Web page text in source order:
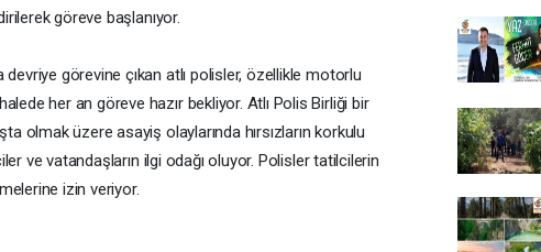
göreve başlanıyor.
görevine çıkan atlı polisler, özellikle motorlu
her an göreve hazır bekliyor. Atlı Polis Birliği bir
olmak üzere asayiş olaylarında hırsızların korkulu
ve vatandaşların ilgi odağı oluyor. Polisler tatilcilerin
izin veriyor.